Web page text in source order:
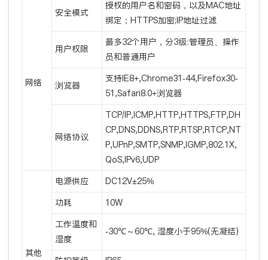
网络
安全模式
授权的用户名和密码，以及MAC地址
绑定；HTTPS加密;IP地址过滤
用户权限
最多32个用户，分3级:管理员、操作
员和普通用户
浏览器
支持IE8+,Chrome31-44,Firefox30-
51,Safari8.0+浏览器
网络协议
TCP/IP,ICMP,HTTP,HTTPS,FTP,DH
CP,DNS,DDNS,RTP,RTSP,RTCP,NT
P,UPnP,SMTP,SNMP,IGMP,802.1X,
QoS,IPv6,UDP
其他
电源供应 DC12V±25%
功耗 10W
工作温度和
湿度
-30℃～60℃, 湿度小于95%(无凝结)